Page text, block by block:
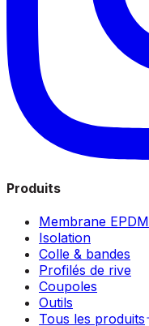
Produits
Membrane EPDM
Isolation
Colle & bandes
Profilés de rive
Coupoles
Outils
Tous les produits